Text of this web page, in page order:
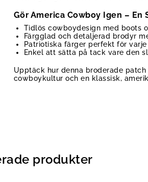
Gör America Cowboy Igen –
Tidlös cowboydesign med boots
Färgglad och detaljerad brodyr
Patriotiska färger perfekt för
Enkel att sätta på tack vare den
Upptäck hur denna broderade
cowboykultur och en klassisk,
produkter